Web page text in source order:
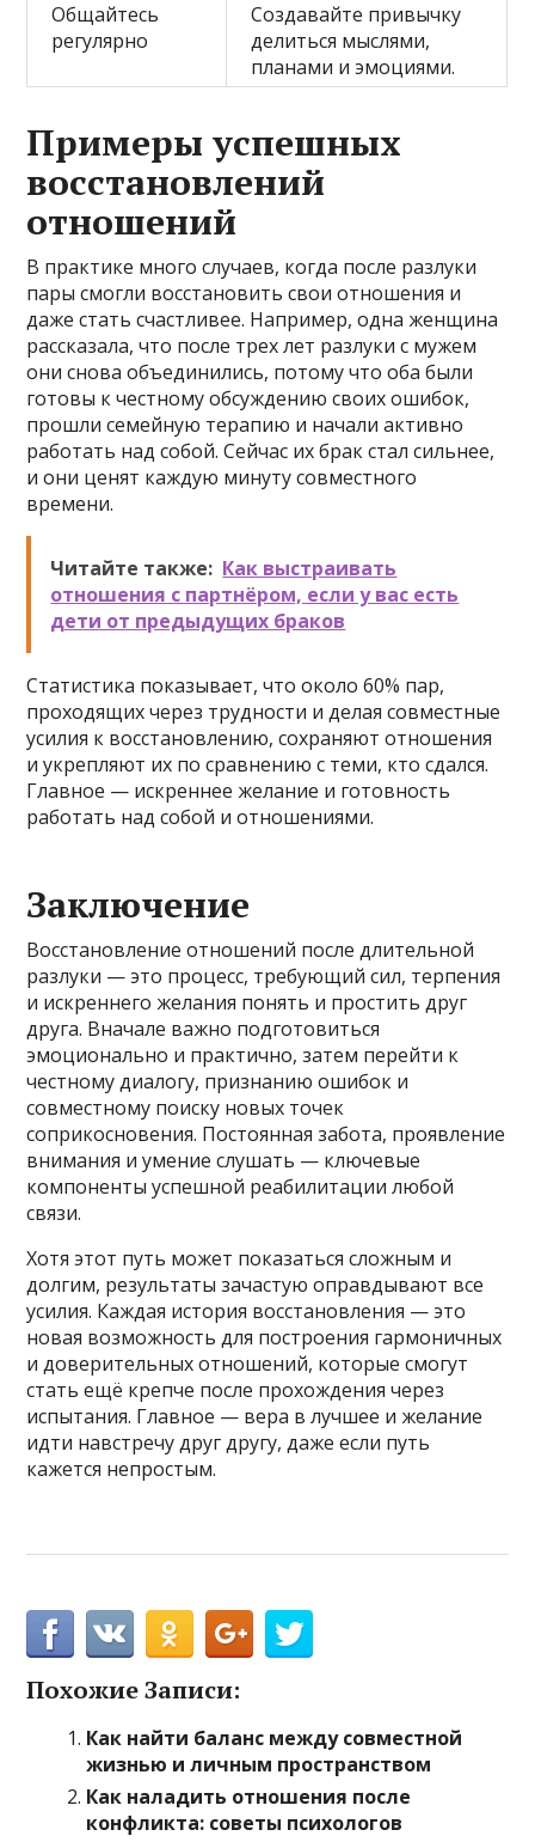
Общайтесь
регулярно
Создавайте привычку
делиться мыслями,
планами и эмоциями.
Примеры успешных
восстановлений
отношений
В практике много случаев, когда после разлуки
пары смогли восстановить свои отношения и
даже стать счастливее. Например, одна женщина
рассказала, что после трех лет разлуки с мужем
они снова объединились, потому что оба были
готовы к честному обсуждению своих ошибок,
прошли семейную терапию и начали активно
работать над собой. Сейчас их брак стал сильнее,
и они ценят каждую минуту совместного
времени.
Читайте также: Как выстраивать
отношения с партнёром, если у вас есть
дети от предыдущих браков
Статистика показывает, что около 60% пар,
проходящих через трудности и делая совместные
усилия к восстановлению, сохраняют отношения
и укрепляют их по сравнению с теми, кто сдался.
Главное — искреннее желание и готовность
работать над собой и отношениями.
Заключение
Восстановление отношений после длительной
разлуки — это процесс, требующий сил, терпения
и искреннего желания понять и простить друг
друга. Вначале важно подготовиться
эмоционально и практично, затем перейти к
честному диалогу, признанию ошибок и
совместному поиску новых точек
соприкосновения. Постоянная забота, проявление
внимания и умение слушать — ключевые
компоненты успешной реабилитации любой
связи.
Хотя этот путь может показаться сложным и
долгим, результаты зачастую оправдывают все
усилия. Каждая история восстановления — это
новая возможность для построения гармоничных
и доверительных отношений, которые смогут
стать ещё крепче после прохождения через
испытания. Главное — вера в лучшее и желание
идти навстречу друг другу, даже если путь
кажется непростым.
Похожие Записи:
Как найти баланс между совместной
жизнью и личным пространством
Как наладить отношения после
конфликта: советы психологов